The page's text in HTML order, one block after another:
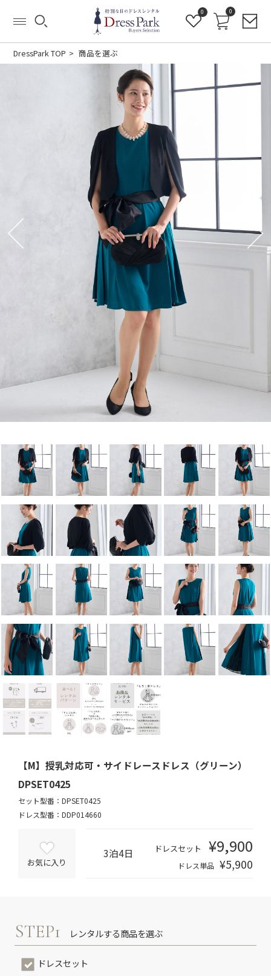
0 0
DressPark TOP 商品を選ぶ
【M】授乳対応可・サイドレースドレス（グリーン）
DPSET0425
セット型番：DPSET0425
ドレス型番：DDP014660
お気に入り
3泊4日 ドレスセット ¥9,900
ドレス単品 ¥5,900
STEP1 レンタルする商品を選ぶ
ドレスセット